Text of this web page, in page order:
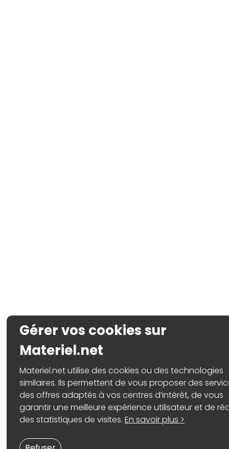
Gérer vos cookies sur
Materiel.net
Materiel.net utilise des cookies ou des technologies
similaires. Ils permettent de vous proposer des
des offres adaptés à vos centres d’intérêt, de vous
garantir une meilleure expérience utilisateur et de
des statistiques de visites.En savoir plus >